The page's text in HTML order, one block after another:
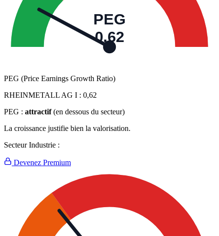
PEG
0,62
PEG (Price Earnings Growth Ratio)
RHEINMETALL AG I : 0,62
PEG : attractif (en dessous du secteur)
La croissance justifie bien la valorisation.
Secteur Industrie :
Devenez Premium